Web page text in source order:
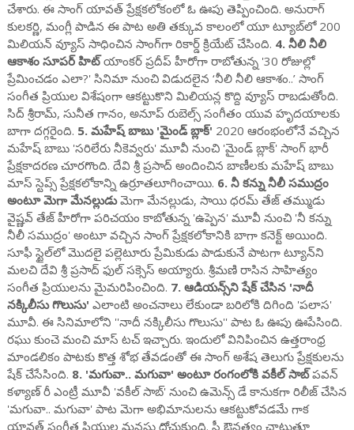
చేశారు. ఈ సాంగ్ యావత్ ప్రేక్షకలోకంలో ఓ ఊపు తెప్పించింది. అనురాగ్
కులకర్ణి, మంగ్లీ పాడిన ఈ పాట అతి తక్కువ కాలంలో యూ ట్యూబ్‌లో 200
మిలియన్ వ్యూస్ సాధించిన సాంగ్‌గా రికార్డ్ క్రియేట్ చేసింది. 4. నీలి నీలి
ఆకాశం సూపర్ హిట్యాంకర్ ప్రదీప్ హీరోగా రాబోతున్న '30 రోజుల్లో
ప్రేమించడం ఎలా?' సినిమా నుంచి విడుదలైన ‘నీలి నీలి ఆకాశం..’ సాంగ్
సంగీత ప్రియుల విశేషంగా ఆకట్టుకొని మిలియన్ల కొద్ది వ్యూస్ రాబడుతోంది.
సిద్ శ్రీరామ్, సునీత గానం, అనూప్ రుబెల్స్ సంగీతం యువ హృదయాలకు
బాగా దగ్గరైంది. 5. మహేష్ బాబు 'మైండ్ బ్లాక్' 2020 ఆరంభంలోనే వచ్చిన
మహేష్ బాబు 'సరిలేరు నీకెవ్వరు' మూవీ నుంచి 'మైండ్ బ్లాక్' సాంగ్ భారీ
ప్రేక్షకాదరణ చూరగొంది. దేవి శ్రీ ప్రసాద్ అందించిన బాణీలకు మహేష్ బాబు
మాస్ స్టెప్స్ ప్రేక్షకలోకాన్ని ఉర్రూతలూగించాయి. 6. నీ కన్ను నీలీ సముద్రం
అంటూ మెగా మేనల్లుడుమెగా మేనల్లుడు, సాయి ధరమ్ తేజ్ తమ్ముడు
వైష్ణవ్ తేజ్ హీరోగా పరిచయం కాబోతున్న 'ఉప్పెన' మూవీ నుంచి 'నీ కన్ను
నీలీ సముద్రం' అంటూ వచ్చిన సాంగ్ ప్రేక్షకలోకానికి బాగా కనెక్ట్ అయింది.
సూఫీ స్టైల్‌లో మొదలై పల్లెటూరు ప్రేమికుడు పాడుకునే పాటగా ట్యూన్‌ని
మలచి దేవి శ్రీ ప్రసాద్ ఫుల్ సక్సెస్ అయ్యారు. శ్రీమణి రాసిన సాహిత్యం
సంగీత ప్రియులను మైమరిపించింది. 7. ఆడియన్స్‌ని షేక్ చేసిన 'నాదీ
నక్కిలీసు గొలుసు' ఎలాంటి అంచనాలు లేకుండా బరిలోకి దిగింది 'పలాస'
మూవీ. ఈ సినిమాలోని ''నాదీ నక్కిలీసు గొలుసు'' పాట ఓ ఊపు ఊపేసింది.
రఘు కుంచె మంచి మాస్ టచ్ ఇచ్చారు. ఇందులో వినిపించిన ఉత్తరాంధ్ర
మాండలికం పాటకు కొత్త శోభ తేవడంతో ఈ సాంగ్ అశేష తెలుగు ప్రేక్షకులను
షేక్ చేసేసింది. 8. 'మగువా.. మగువా' అంటూ రంగంలోకి వకీల్ సాబ్పవన్
కళ్యాణ్ రీ ఎంట్రీ మూవీ 'వకీల్ సాబ్' నుంచి ఉమెన్స్ డే కానుకగా రిలీజ్ చేసిన
'మగువా.. మగువా' పాట మెగా అభిమానులను ఆకట్టుకోవడమే గాక
యావత్ సంగీత ప్రియుల మనసు దోచుకుంది. స్త్రీ ఔనత్యం చాటుతూ